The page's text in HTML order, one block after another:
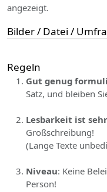
angezeigt.
Bilder / Datei /
Regeln
Gut genug
Satz, und bleiben
Lesbarkeit ist
Großschreibung!
(Lange Texte
Niveau: Keine
Person!